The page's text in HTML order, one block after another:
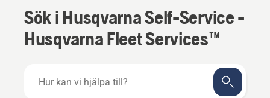
Sök i Husqvarna Self-Service -
Husqvarna Fleet Services™
kan